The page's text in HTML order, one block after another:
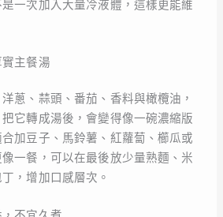
一次加入大量冷液體，這樣更能維
主餐湯
蔥、蒜頭、番茄、香料與橄欖油，
它轉成湯後，會變得像一碗濃縮版
加豆子、馬鈴薯、紅蘿蔔、櫛瓜或
一餐，可以在最後放少量熟麵、米
，增加口感層次。